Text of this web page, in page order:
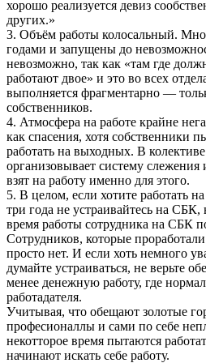
хорошо реализуется девиз
других.»
3. Объём работы колосальный.
годами и запущены до
невозможно, так как «там где
работают двое» и это во всех
выполняется фрагментарно —
собственников.
4. Атмосфера на работе крайне
как спасения, хотя собственники
работать на выходных. В
организовывает систему
взят на работу именно для этого.
5. В целом, если хотите работать
три года не устраивайтесь на
время работы сотрудника на СБК
Сотрудников, которые
просто нет. И если хоть немного
думайте устраиваться, не верьте
менее денежную работу, где
работадателя.
Учитывая, что обещают золотые
професионаллы и сами по себе
некотторое время пытаются
начинают искать себе работу.